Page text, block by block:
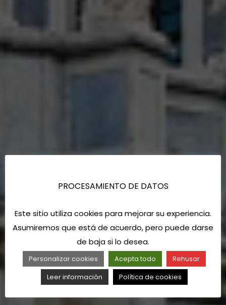
PROCESAMIENTO DE DATOS
Este sitio utiliza cookies para mejorar su experiencia.
Asumiremos que está de acuerdo, pero puede darse
de baja si lo desea.
Personalizar cookies Acepta todo
Rehusar
Leer información
Política de cookies